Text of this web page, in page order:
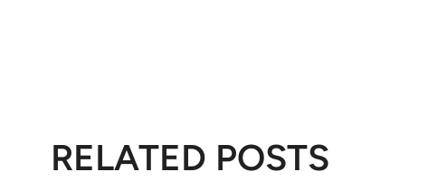
RELATED POSTS